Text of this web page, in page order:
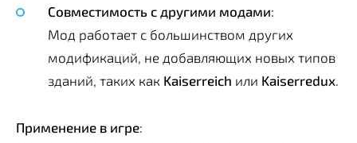
Совместимость с другими модами:
Мод работает с большинством других
модификаций, не добавляющих новых типов
зданий, таких как Kaiserreich или Kaiserredux
Применение в игре: